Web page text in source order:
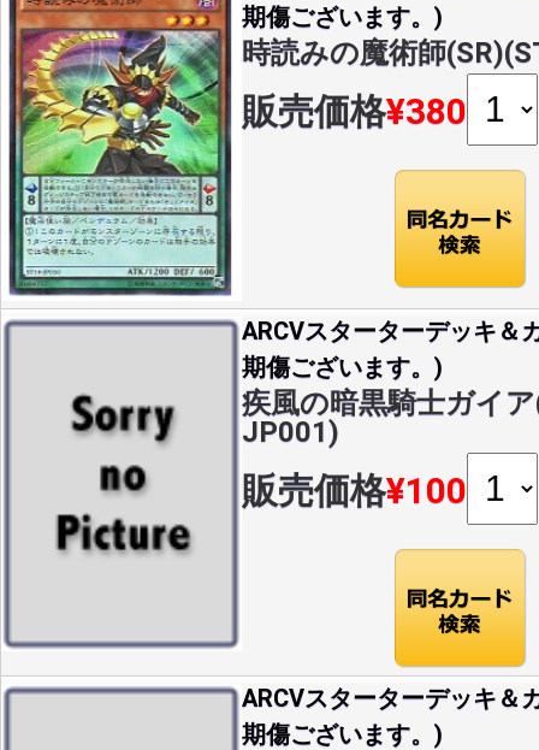
期傷ございます。)
時読みの魔術師
販売価格¥380
ARCVスターターデッキ＆
期傷ございます。)
疾風の暗黒騎士ガイ
JP001)
販売価格¥100
ARCVスターターデッキ＆
期傷ございます。)